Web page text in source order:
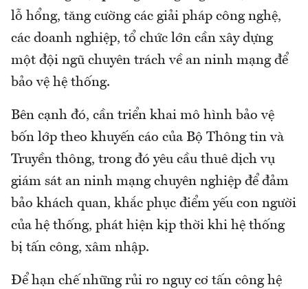
lỗ hổng, tăng cường các giải pháp công nghệ,
các doanh nghiệp, tổ chức lớn cần xây dựng
một đội ngũ chuyên trách về an ninh mạng để
bảo vệ hệ thống.
Bên cạnh đó, cần triển khai mô hình bảo vệ
bốn lớp theo khuyến cáo của Bộ Thông tin và
Truyền thông, trong đó yêu cầu thuê dịch vụ
giám sát an ninh mạng chuyên nghiệp để đảm
bảo khách quan, khắc phục điểm yếu con người
của hệ thống, phát hiện kịp thời khi hệ thống
bị tấn công, xâm nhập.
Để hạn chế những rủi ro nguy cơ tấn công hệ